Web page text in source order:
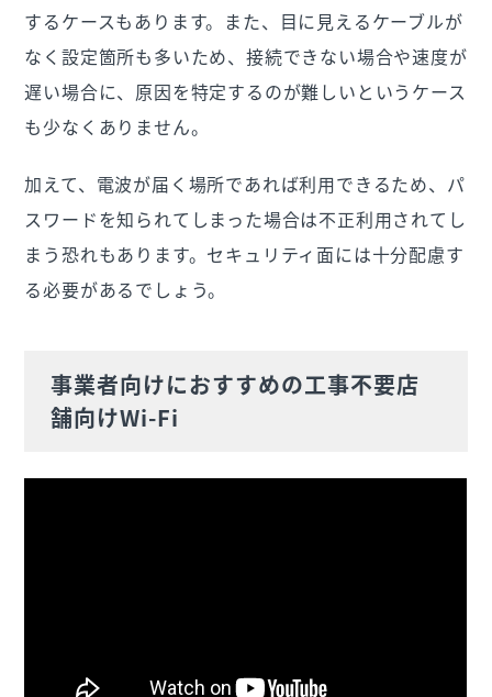
するケースもあります。また、目に見えるケーブルが
なく設定箇所も多いため、接続できない場合や速度が
遅い場合に、原因を特定するのが難しいというケース
も少なくありません。
加えて、電波が届く場所であれば利用できるため、パ
スワードを知られてしまった場合は不正利用されてし
まう恐れもあります。セキュリティ面には十分配慮す
る必要があるでしょう。
事業者向けにおすすめの工事不要店
舗向けWi-Fi